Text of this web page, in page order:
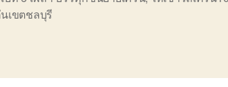
เขตชลบุรี